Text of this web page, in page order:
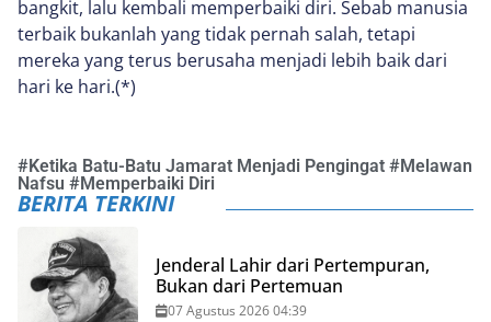
bangkit, lalu kembali memperbaiki diri. Sebab manusia
terbaik bukanlah yang tidak pernah salah, tetapi
mereka yang terus berusaha menjadi lebih baik dari
hari ke hari.(*)
#Ketika Batu-Batu Jamarat Menjadi Pengingat #Melawan
Nafsu #Memperbaiki Diri
BERITA TERKINI
Jenderal Lahir dari Pertempuran,
Bukan dari Pertemuan
07 Agustus 2026 04:39